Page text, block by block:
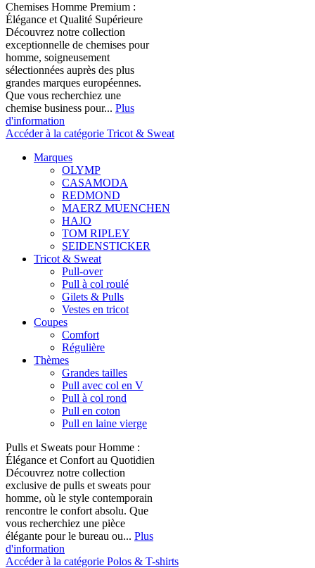
Chemises Homme Premium :
Élégance et Qualité Supérieure
Découvrez notre collection
exceptionnelle de chemises pour
homme, soigneusement
sélectionnées auprès des plus
grandes marques européennes.
Que vous recherchiez une
chemise business pour... Plus
d'information
Accéder à la catégorie Tricot & Sweat
Marques
OLYMP
CASAMODA
REDMOND
MAERZ MUENCHEN
HAJO
TOM RIPLEY
SEIDENSTICKER
Tricot & Sweat
Pull-over
Pull à col roulé
Gilets & Pulls
Vestes en tricot
Coupes
Comfort
Régulière
Thèmes
Grandes tailles
Pull avec col en V
Pull à col rond
Pull en coton
Pull en laine vierge
Pulls et Sweats pour Homme :
Élégance et Confort au Quotidien
Découvrez notre collection
exclusive de pulls et sweats pour
homme, où le style contemporain
rencontre le confort absolu. Que
vous recherchiez une pièce
élégante pour le bureau ou... Plus
d'information
Accéder à la catégorie Polos & T-shirts